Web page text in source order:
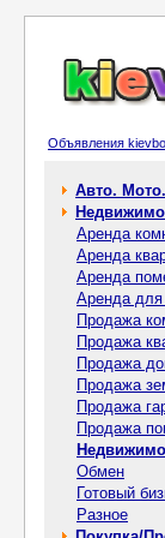
Объявления
Авто.
Аренда
Аренда
Аренда
Аренда
Продажа
Продажа
Продажа
Продажа
Продажа
Продажа
Обмен
Готовый
Разное